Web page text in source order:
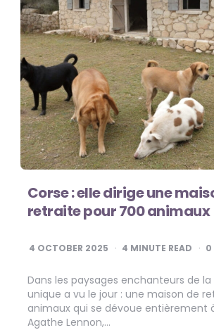
Corse : elle dirige une
retraite pour 700 animaux
4 OCTOBER 2025 4 MINUTE READ 0
Dans les paysages enchanteurs de la
unique a vu le jour : une maison de
animaux qui se dévoue entièrement
Agathe Lennon,…